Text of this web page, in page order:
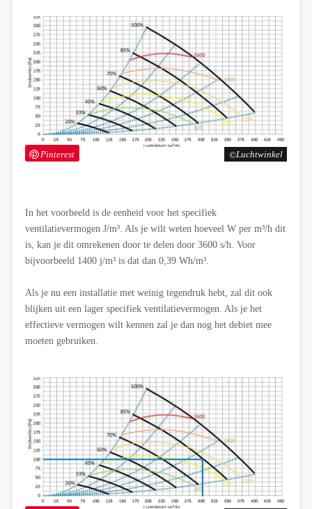
Luchtwinkel
Pinterest
In het voorbeeld is de eenheid voor het specifiek
ventilatievermogen J/m³. Als je wilt weten hoeveel W per m³/h dit
is, kan je dit omrekenen door te delen door 3600 s/h. Voor
bijvoorbeeld 1400 j/m³ is dat dan 0,39 Wh/m³.
Als je nu een installatie met weinig tegendruk hebt, zal dit ook
blijken uit een lager specifiek ventilatievermogen. Als je het
effectieve vermogen wilt kennen zal je dan nog het debiet mee
moeten gebruiken.